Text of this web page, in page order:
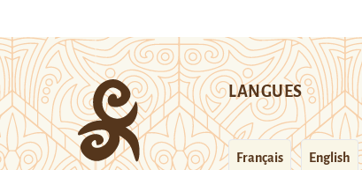
LANGUES
Français English